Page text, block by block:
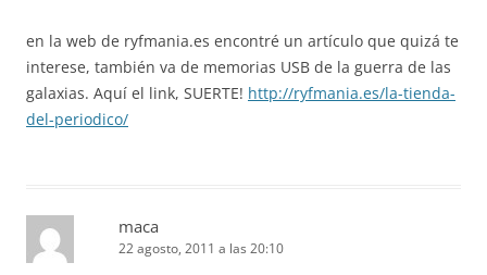
en la web de ryfmania.es encontré un artículo que quizá te
interese, también va de memorias USB de la guerra de las
galaxias. Aquí el link, SUERTE! http://ryfmania.es/la-tienda-
del-periodico/
maca
22 agosto, 2011 a las 20:10